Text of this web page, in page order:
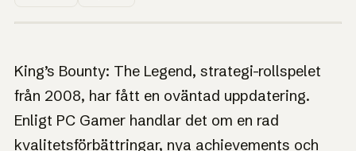
18 år gamla King's
Bounty: The Legend
får ny uppdatering
En strategiklassiker från 2008 får oväntat nytt liv, med
King’s Bounty: The Legend, strategi-rollspelet
från 2008, har fått en oväntad uppdatering.
Enligt PC Gamer handlar det om en rad
kvalitetsförbättringar, nya achievements och